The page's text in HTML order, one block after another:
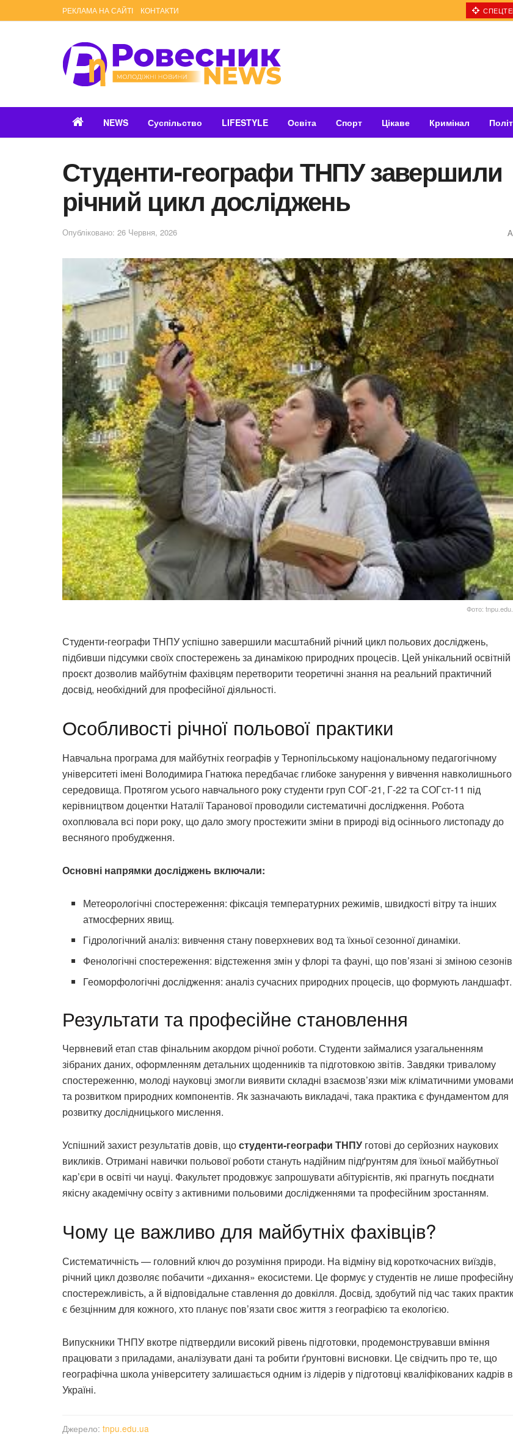
РЕКЛАМА НА САЙТІ КОНТАКТИ
NEWS Суспільство LIFESTYLE Освіта Спорт Цікаве Кримінал
Студенти-географи ТНПУ завершили
річний цикл досліджень
Опубліковано: 26 Червня, 2026 A
Фото:
Студенти-географи ТНПУ успішно завершили масштабний річний цикл польових досліджень,
підбивши підсумки своїх спостережень за динамікою природних процесів. Цей унікальний освітній
проєкт дозволив майбутнім фахівцям перетворити теоретичні знання на реальний практичний
досвід, необхідний для професійної діяльності.
Особливості річної польової практики
Навчальна програма для майбутніх географів у Тернопільському національному педагогічному
університеті імені Володимира Гнатюка передбачає глибоке занурення у вивчення навколишнього
середовища. Протягом усього навчального року студенти груп СОГ-21, Г-22 та СОГст-11 під
керівництвом доцентки Наталії Таранової проводили систематичні дослідження. Робота
охоплювала всі пори року, що дало змогу простежити зміни в природі від осіннього листопаду до
весняного пробудження.
Основні напрямки досліджень включали:
Метеорологічні спостереження: фіксація температурних режимів, швидкості вітру та інших
атмосферних явищ.
Гідрологічний аналіз: вивчення стану поверхневих вод та їхньої сезонної динаміки.
Фенологічні спостереження: відстеження змін у флорі та фауні, що пов’язані зі зміною
Геоморфологічні дослідження: аналіз сучасних природних процесів, що формують ландшафт.
Результати та професійне становлення
Червневий етап став фінальним акордом річної роботи. Студенти займалися узагальненням
зібраних даних, оформленням детальних щоденників та підготовкою звітів. Завдяки тривалому
спостереженню, молоді науковці змогли виявити складні взаємозв’язки між кліматичними умовами
та розвитком природних компонентів. Як зазначають викладачі, така практика є фундаментом для
розвитку дослідницького мислення.
Успішний захист результатів довів, щостуденти-географи ТНПУ готові до серйозних наукових
викликів. Отримані навички польової роботи стануть надійним підґрунтям для їхньої майбутньої
кар’єри в освіті чи науці. Факультет продовжує запрошувати абітурієнтів, які прагнуть поєднати
якісну академічну освіту з активними польовими дослідженнями та професійним зростанням.
Чому це важливо для майбутніх фахівців?
Систематичність — головний ключ до розуміння природи. На відміну від короткочасних виїздів,
річний цикл дозволяє побачити «дихання» екосистеми. Це формує у студентів не лише професійну
спостережливість, а й відповідальне ставлення до довкілля. Досвід, здобутий під час таких
є безцінним для кожного, хто планує пов’язати своє життя з географією та екологією.
Випускники ТНПУ вкотре підтвердили високий рівень підготовки, продемонструвавши вміння
працювати з приладами, аналізувати дані та робити ґрунтовні висновки. Це свідчить про те, що
географічна школа університету залишається одним із лідерів у підготовці кваліфікованих кадрів в
Україні.
Джерело: tnpu.edu.ua